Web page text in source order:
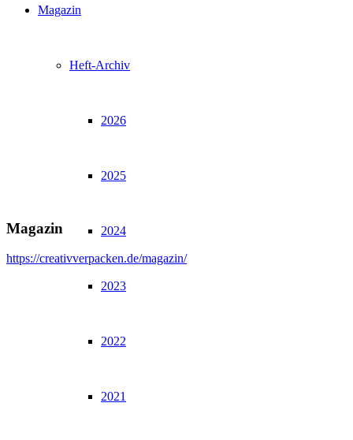
Magazin
Heft-Archiv
2026
2025
2024
2023
2022
2021
Magazin
https://creativverpacken.de/magazin/